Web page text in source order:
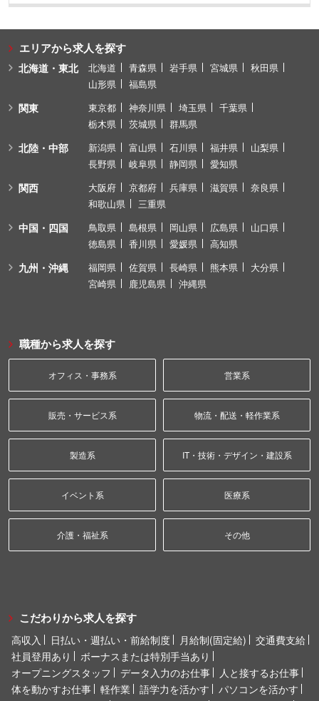
エリアから求人を探す
北海道・東北 北海道 青森県 岩手県 宮城県
秋田県
山形県
福島県
関東 東京都 神奈川県 埼玉県
千葉県
栃木県
茨城県 群馬県
北陸・中部 新潟県 富山県 石川県 福井県
山梨県
長野県
岐阜県 静岡県 愛知県
関西 大阪府 京都府 兵庫県 滋賀県
奈良県
和歌山県
三重県
中国・四国 鳥取県 島根県 岡山県 広島県
山口県
徳島県
香川県 愛媛県 高知県
九州・沖縄 福岡県 佐賀県 長崎県 熊本県
大分県
宮崎県
鹿児島県 沖縄県
職種から求人を探す
オフィス・事務系 営業系
販売・サービス系 物流・配送・軽作業系
製造系 IT・技術・デザイン・建設系
イベント系 医療系
介護・福祉系 その他
こだわりから求人を探す
高収入 日払い・週払い・前給制度 月給制(固定給)
交通費支給
社員登用あり
ボーナスまたは特別手当あり
オープニングスタッフ
データ入力のお仕事
人と接するお仕事
体を動かすお仕事
軽作業 語学力を活かす
パソコンを活かす